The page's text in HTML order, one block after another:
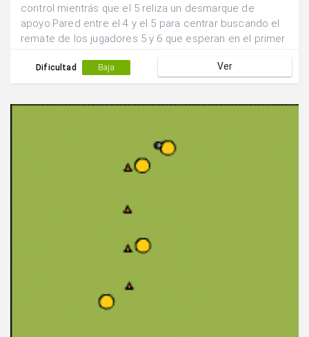
control mientrás que el 5 reliza un desmarque de
apoyo.Pared entre el 4 y el 5 para centrar buscando el
remate de los jugadores 5 y 6 que esperan en el primer
llegada de los delanteros deberá de ser en velocidad.
Dificultad Baja Ver